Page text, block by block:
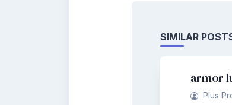
SIMILAR
armor
Plus